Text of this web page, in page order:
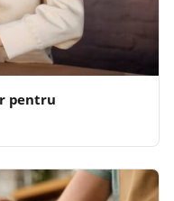
pentru